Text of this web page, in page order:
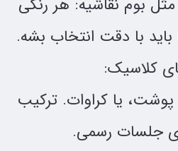
بوم نقاشیه: هر رنگی
با دقت انتخاب بشه.
کلاسیک:
پوشت، یا کراوات. ترکیب
جلسات رسمی.